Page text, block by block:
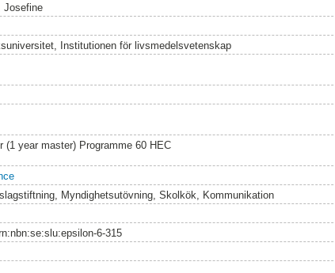
Josefine
Institutionen för livsmedelsvetenskap
(1 year master) Programme 60 HEC
Myndighetsutövning, Skolkök, Kommunikation
6-315